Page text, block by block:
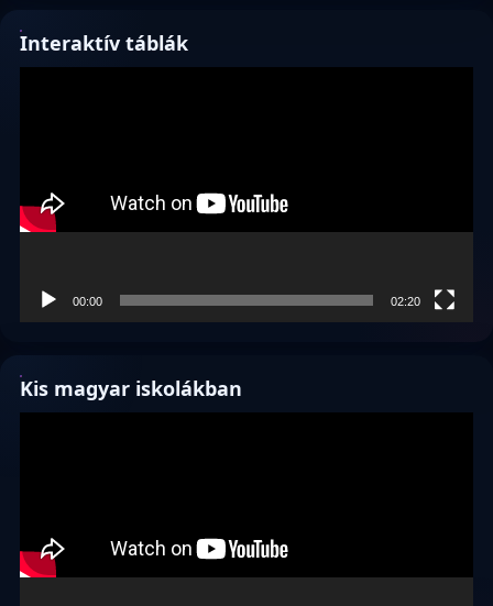
Interaktív táblák
00:00 02:20
Kis magyar iskolákban